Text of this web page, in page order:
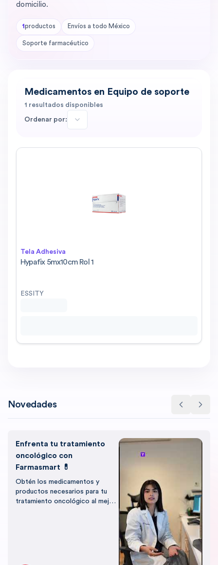
domicilio.
1 productos Envíos a todo México
Soporte farmacéutico
Medicamentos en Equipo de soporte
1 resultados disponibles
Ordenar por:
Tela Adhesiva
Hypafix 5mx10cm Rol 1
ESSITY
Novedades
Enfrenta tu tratamiento
oncológico con
Farmasmart 💊
Obtén los medicamentos y
productos necesarios para tu
tratamiento oncológico al mejor